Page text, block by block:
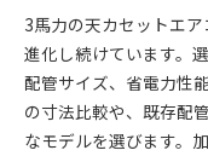
3馬力の天カセットエ
進化し続けています。
配管サイズ、省電力性
の寸法比較や、既存配
なモデルを選びます。